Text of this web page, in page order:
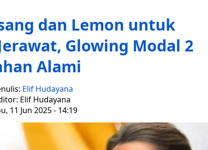
dan Lemon untuk
Glowing Modal 2
Alami
Elif Hudayana
Elif Hudayana
11 Jun 2025 - 14:19